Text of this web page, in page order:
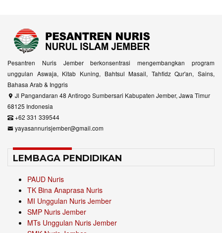
Pesantren Nuris Jember berkonsentrasi mengembangkan program
unggulan Aswaja, Kitab Kuning, Bahtsul Masail, Tahfidz Qur'an, Sains,
Bahasa Arab & Inggris
Jl Pangandaran 48 Antirogo Sumbersari Kabupaten Jember, Jawa Timur
68125 Indonesia
+62 331 339544
yayasannurisjember@gmail.com
LEMBAGA PENDIDIKAN
PAUD Nuris
TK Bina Anaprasa Nuris
MI Unggulan Nuris Jember
SMP Nuris Jember
MTs Unggulan Nuris Jember